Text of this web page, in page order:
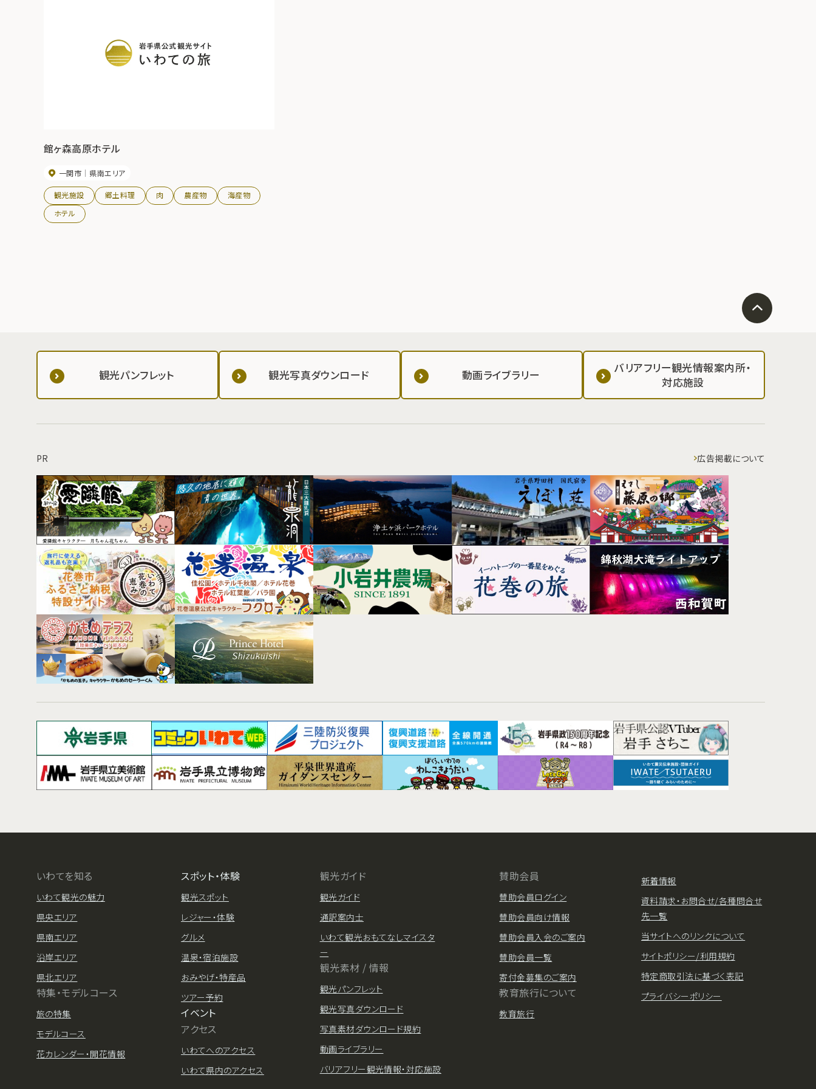
館ヶ森高原ホテル
一関市 県南エリア
観光施設 郷土料理 肉 農産物
海産物
ホテル
観光パンフレット 観光写真ダウンロード 動画ライブラリー
バリアフリー観光情報案内所・
対応施設
PR 広告掲載について
いわてを知る
いわて観光の魅力
県央エリア
県南エリア
沿岸エリア
県北エリア
特集・モデルコース
旅の特集
モデルコース
花カレンダー・開花情報
スポット・体験
観光スポット
レジャー・体験
グルメ
温泉・宿泊施設
おみやげ・特産品
ツアー予約
イベント
アクセス
いわてへのアクセス
いわて県内のアクセス
観光ガイド
観光ガイド
通訳案内士
いわて観光おもてなしマイスタ
ー
観光素材 / 情報
観光パンフレット
観光写真ダウンロード
写真素材ダウンロード規約
動画ライブラリー
バリアフリー観光情報・対応施設
賛助会員
賛助会員ログイン
賛助会員向け情報
賛助会員入会のご案内
賛助会員一覧
寄付金募集のご案内
教育旅行について
教育旅行
新着情報
資料請求・お問合せ/各種問合せ
先一覧
当サイトへのリンクについて
サイトポリシー/利用規約
特定商取引法に基づく表記
プライバシーポリシー